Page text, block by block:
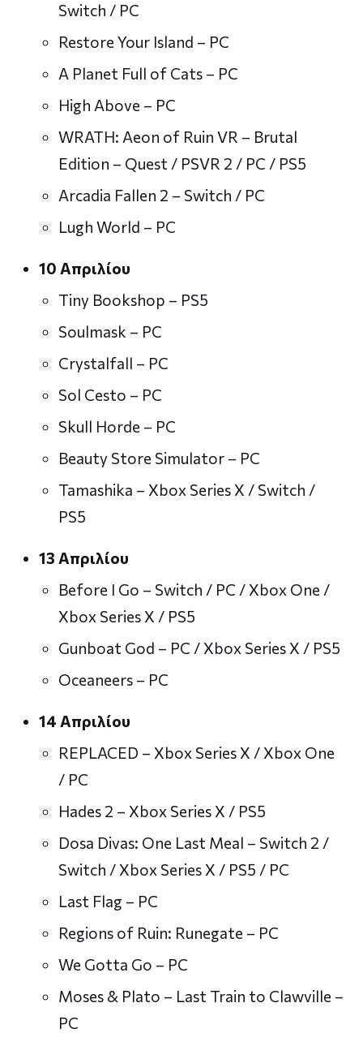
Switch / PC
Restore Your Island – PC
A Planet Full of Cats – PC
High Above – PC
WRATH: Aeon of Ruin VR – Brutal
Edition – Quest / PSVR 2 / PC / PS5
Arcadia Fallen 2 – Switch / PC
Lugh World – PC
10 Απριλίου
Tiny Bookshop – PS5
Soulmask – PC
Crystalfall – PC
Sol Cesto – PC
Skull Horde – PC
Beauty Store Simulator – PC
Tamashika – Xbox Series X / Switch /
PS5
13 Απριλίου
Before I Go – Switch / PC / Xbox One /
Xbox Series X / PS5
Gunboat God – PC / Xbox Series X / PS5
Oceaneers – PC
14 Απριλίου
REPLACED – Xbox Series X / Xbox One
/ PC
Hades 2 – Xbox Series X / PS5
Dosa Divas: One Last Meal – Switch 2 /
Switch / Xbox Series X / PS5 / PC
Last Flag – PC
Regions of Ruin: Runegate – PC
We Gotta Go – PC
Moses & Plato – Last Train to Clawville –
PC